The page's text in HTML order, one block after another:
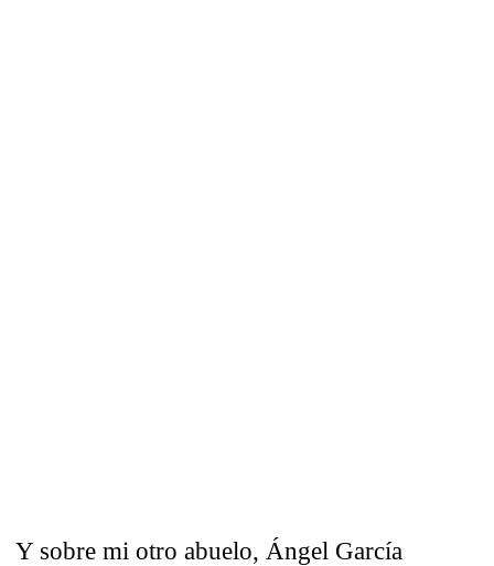
Y sobre mi otro abuelo, Ángel García